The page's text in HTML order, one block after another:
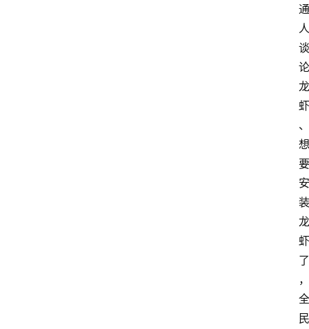
通
人
谈
论
龙
虾
、
想
要
安
装
龙
虾
了
，
全
民